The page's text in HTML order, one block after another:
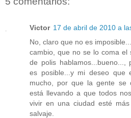
Victor 17 de abril de 2010 a
No, claro que no es
cambio, que no se lo coma el
de polis hablamos...bueno...,
es posible...y mi deseo que
mucho, por que la gente se
está llevando a que todos
vivir en una ciudad esté
salvaje.